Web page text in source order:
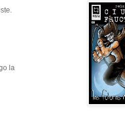
la